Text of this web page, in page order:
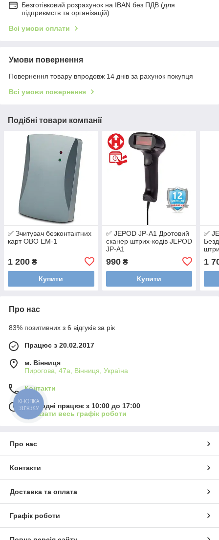
Безготівковий розрахунок на IBAN без ПДВ (для
підприємств та організацій)
Всі умови оплати
Умови повернення
Повернення товару впродовж 14 днів за рахунок покупця
Всі умови повернення
Подібні товари компанії
✅ Зчитувач безконтактних
карт OBO EM-1
1 200 ₴
Купити
✅ JEPOD JP-A1 Дротовий
сканер штрих-кодів JEPOD
JP-A1
990₴
Купити
✅
1
Про нас
83% позитивних з 6 відгуків за рік
Працює з 20.02.2017
м. Вінниця
Пирогова, 47а, Вінниця, Україна
Контакти
Сьогодні працює з 10:00 до 17:00
Показати весь графік роботи
Про нас
Контакти
Доставка та оплата
Графік роботи
КНОПКА
ЗВ'ЯЗКУ